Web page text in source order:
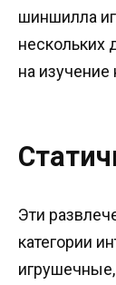
шиншилла
нескольких
на изучение
Эти
категории